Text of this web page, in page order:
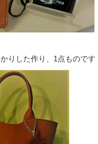
りした作り、1点ものです